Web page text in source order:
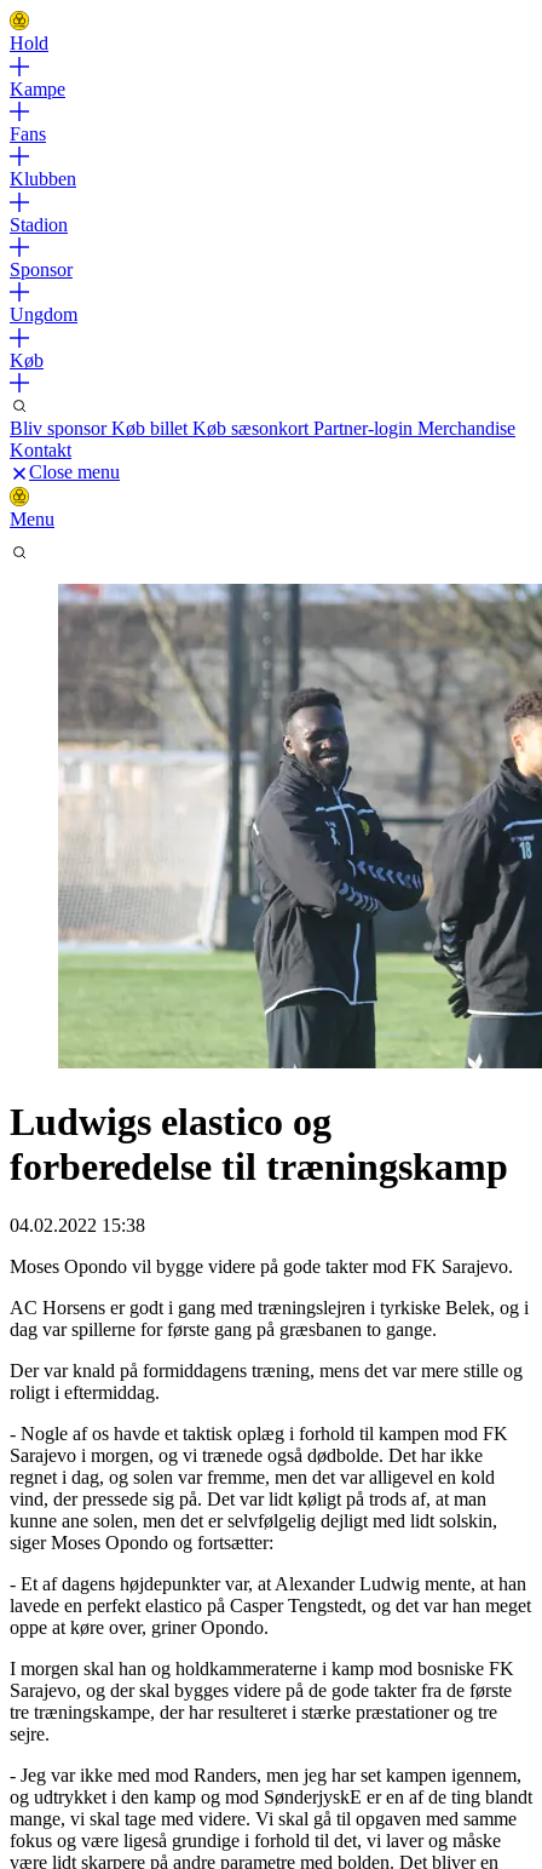
Hold
Kampe
Fans
Klubben
Stadion
Sponsor
Ungdom
Køb
Bliv sponsorKøb billet Køb sæsonkort Partner-login Merchandise
Kontakt
Close menu
Menu
Ludwigs elastico og
forberedelse til træningskamp
04.02.2022 15:38
Moses Opondo vil bygge videre på gode takter mod FK Sarajevo.
AC Horsens er godt i gang med træningslejren i tyrkiske Belek, og i
dag var spillerne for første gang på græsbanen to gange.
Der var knald på formiddagens træning, mens det var mere stille og
roligt i eftermiddag.
- Nogle af os havde et taktisk oplæg i forhold til kampen mod FK
Sarajevo i morgen, og vi trænede også dødbolde. Det har ikke
regnet i dag, og solen var fremme, men det var alligevel en kold
vind, der pressede sig på. Det var lidt køligt på trods af, at man
kunne ane solen, men det er selvfølgelig dejligt med lidt solskin,
siger Moses Opondo og fortsætter:
- Et af dagens højdepunkter var, at Alexander Ludwig mente, at han
lavede en perfekt elastico på Casper Tengstedt, og det var han meget
oppe at køre over, griner Opondo.
I morgen skal han og holdkammeraterne i kamp mod bosniske FK
Sarajevo, og der skal bygges videre på de gode takter fra de første
tre træningskampe, der har resulteret i stærke præstationer og tre
sejre.
- Jeg var ikke med mod Randers, men jeg har set kampen igennem,
og udtrykket i den kamp og mod SønderjyskE er en af de ting blandt
mange, vi skal tage med videre. Vi skal gå til opgaven med samme
fokus og være ligeså grundige i forhold til det, vi laver og måske
være lidt skarpere på andre parametre med bolden. Det bliver en